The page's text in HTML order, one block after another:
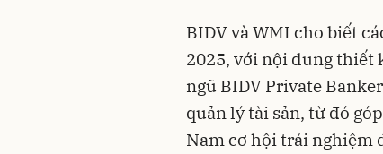
BIDV và WMI cho biết
2025, với nội dung thiết
ngũ BIDV Private
quản lý tài sản, từ đó
Nam cơ hội trải nghiệm